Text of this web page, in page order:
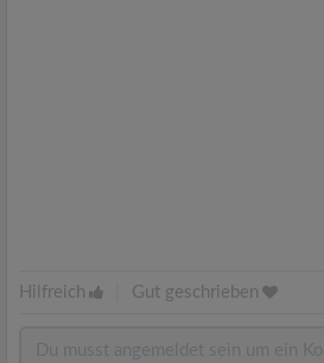
Hilfreich Gut geschrieben